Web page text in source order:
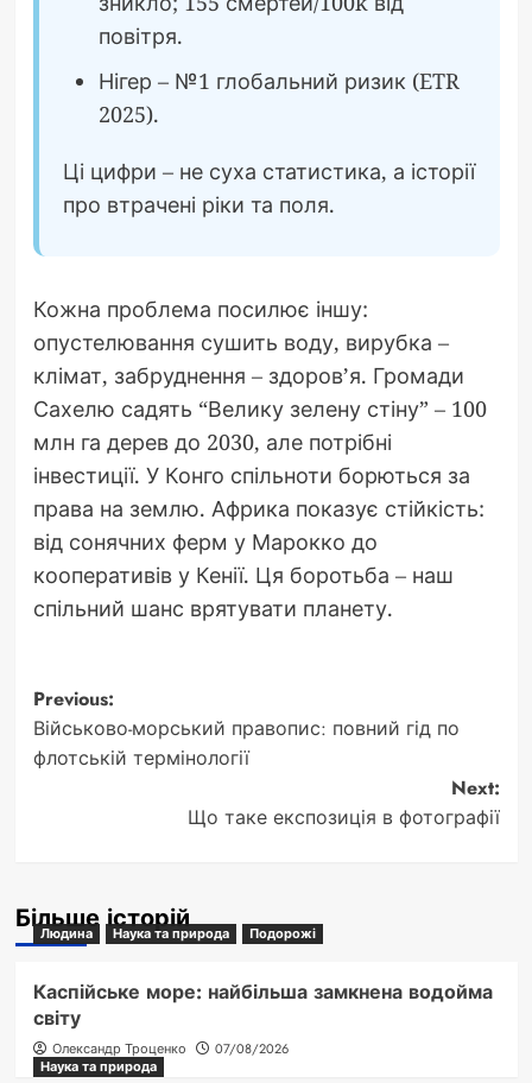
повітря.
Нігер – №1 глобальний ризик (ETR
2025).
Ці цифри – не суха статистика, а історії
про втрачені ріки та поля.
Кожна проблема посилює іншу:
опустелювання сушить воду, вирубка –
клімат, забруднення – здоров’я. Громади
Сахелю садять “Велику зелену стіну” – 100
млн га дерев до 2030, але потрібні
інвестиції. У Конго спільноти борються за
права на землю. Африка показує стійкість:
від сонячних ферм у Марокко до
кооперативів у Кенії. Ця боротьба – наш
спільний шанс врятувати планету.
Post
navigation
Previous:
Військово-морський правопис: повний гід по
флотській термінології
Next:
Що таке експозиція в фотографії
Більше історій
Людина Наука та природа Подорожі
Каспійське море: найбільша замкнена водойма
світу
Олександр Троценко
07/08/2026
Наука та природа